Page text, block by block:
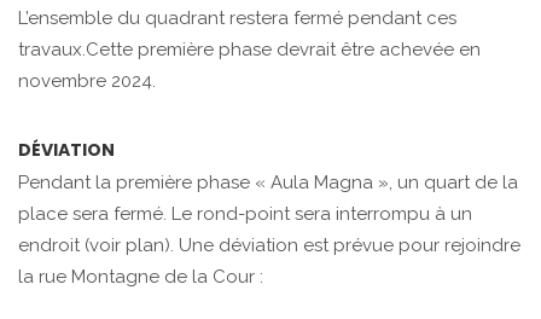
L’ensemble du quadrant restera fermé pendant ces
travaux.Cette première phase devrait être achevée en
novembre 2024.
DÉVIATION
Pendant la première phase « Aula Magna », un quart de la
place sera fermé. Le rond-point sera interrompu à un
endroit (voir plan). Une déviation est prévue pour rejoindre
la rue Montagne de la Cour :